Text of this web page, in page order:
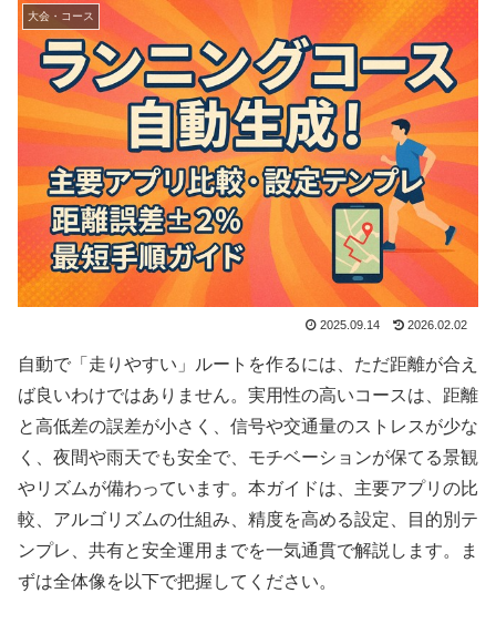
大会・コース
2025.09.14 2026.02.02
自動で「走りやすい」ルートを作るには、ただ距離が合え
ば良いわけではありません。実用性の高いコースは、距離
と高低差の誤差が小さく、信号や交通量のストレスが少な
く、夜間や雨天でも安全で、モチベーションが保てる景観
やリズムが備わっています。本ガイドは、主要アプリの比
較、アルゴリズムの仕組み、精度を高める設定、目的別テ
ンプレ、共有と安全運用までを一気通貫で解説します。ま
ずは全体像を以下で把握してください。